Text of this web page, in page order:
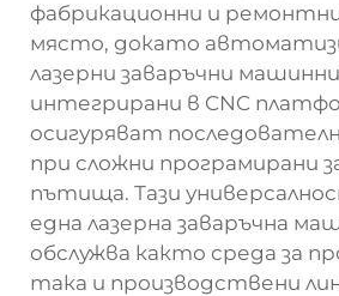
фабрикационни и
място, докато
лазерни заваръчни
интегрирани в CNC
осигуряват
при сложни програмирани
пътища. Тази
една лазерна заваръчна
обслужва както среда за
така и производствени